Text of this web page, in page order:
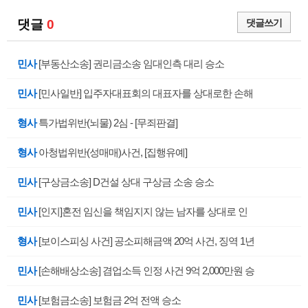
댓글 0 댓글쓰기
민사 [부동산소송] 권리금소송 임대인측 대리 승소
민사 [민사일반] 입주자대표회의 대표자를 상대로한 손해
형사 특가법위반(뇌물) 2심 - [무죄판결]
형사 아청법위반(성매매)사건, [집행유예]
민사 [구상금소송] D건설 상대 구상금 소송 승소
민사 [인지]혼전 임신을 책임지지 않는 남자를 상대로 인
형사 [보이스피싱 사건] 공소피해금액 20억 사건, 징역 1년
민사 [손해배상소송] 겸업소득 인정 사건 9억 2,000만원 승
민사 [보험금소송] 보험금 2억 전액 승소